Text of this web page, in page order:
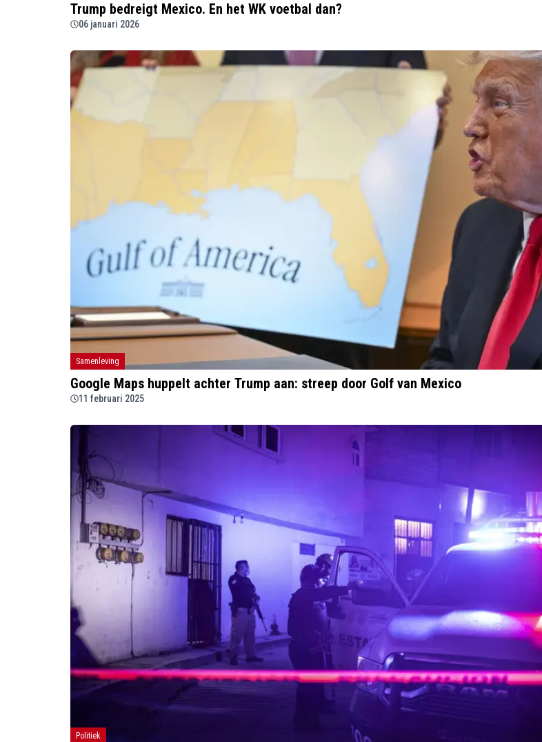
Trump bedreigt Mexico. En het WK voetbal dan?
06 januari 2026
Samenleving
Google Maps huppelt achter Trump aan: streep door Golf van Mexico
11 februari 2025
Politiek